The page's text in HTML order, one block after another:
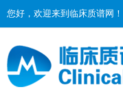
您好，欢迎来到临床质谱网！